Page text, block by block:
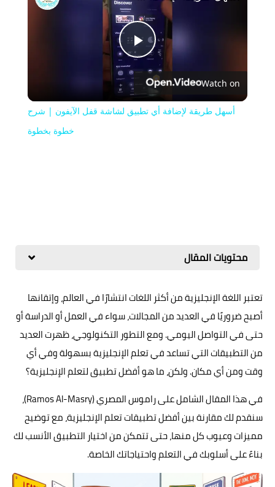
Play
Video
Watch on
أسهل طريقة لإضافة أي تطبيق لشاشة قفل الآيفون | شرح
خطوة بخطوة
محتويات المقال
تعتبر اللغة الإنجليزية من أكثر اللغات انتشارًا في العالم، وإتقانها
أصبح ضروريًا في العديد من المجالات، سواء في العمل أو الدراسة أو
حتى في التواصل اليومي. ومع التطور التكنولوجي، ظهرت العديد
من التطبيقات التي تساعد في تعلم الإنجليزية بسهولة وفي أي
وقت ومن أي مكان. ولكن، ما هو أفضل تطبيق لتعلم الإنجليزية؟
في هذا المقال الشامل على راموس المصري (Ramos Al-Masry)،
سنقدم لك مقارنة بين أفضل تطبيقات تعلم الإنجليزية، مع توضيح
مميزات وعيوب كل منها، حتى تتمكن من اختيار التطبيق الأنسب لك
بناءً على أسلوبك في التعلم واحتياجاتك الخاصة.